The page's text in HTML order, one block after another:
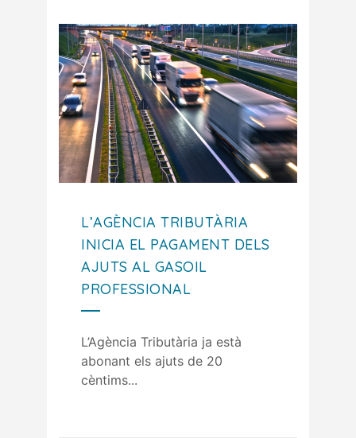
L’AGÈNCIA TRIBUTÀRIA
INICIA EL PAGAMENT DELS
AJUTS AL GASOIL
PROFESSIONAL
L’Agència Tributària ja està
abonant els ajuts de 20
cèntims...